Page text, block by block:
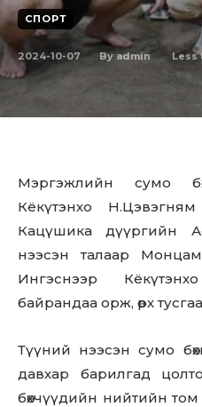
СПОРТ
2024-10-07 By admin Less
Мэргэжлийн сумо
Кёкүтэнхо
Кацүшика дүүргийн
нээсэн талаар
Ингэснээр
байрандаа орж, өрх
Түүний нээсэн сумо
давхар барилгад
бөхчүүдийн нийтийн том